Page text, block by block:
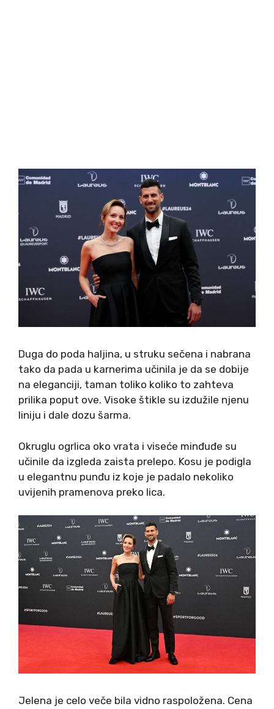
Duga do poda haljina, u struku sečena i nabrana
tako da pada u karnerima učinila je da se dobije
na eleganciji, taman toliko koliko to zahteva
prilika poput ove. Visoke štikle su izdužile njenu
liniju i dale dozu šarma.
Okruglu ogrlica oko vrata i viseće minđuđe su
učinile da izgleda zaista prelepo. Kosu je podigla
u elegantnu punđu iz koje je padalo nekoliko
uvijenih pramenova preko lica.
Jelena je celo veče bila vidno raspoložena. Cena